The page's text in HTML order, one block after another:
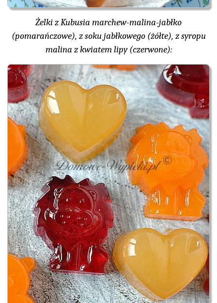
Żelki z Kubusia marchew-malina-jabłko
(pomarańczowe), z soku jabłkowego (żółte), z syropu
malina z kwiatem lipy (czerwone):